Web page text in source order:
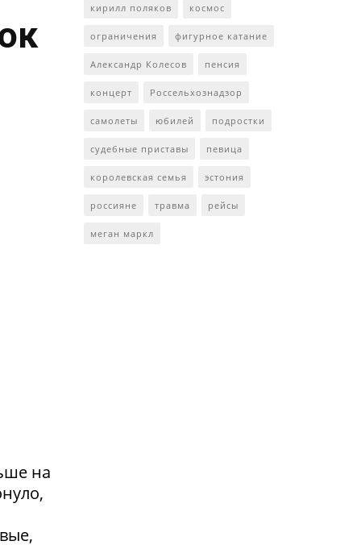
на
кирилл поляков космос
ограничения фигурное катание
Александр Колесов пенсия
концерт Россельхознадзор
самолеты юбилей подростки
судебные приставы певица
королевская семья эстония
россияне травма рейсы
меган маркл